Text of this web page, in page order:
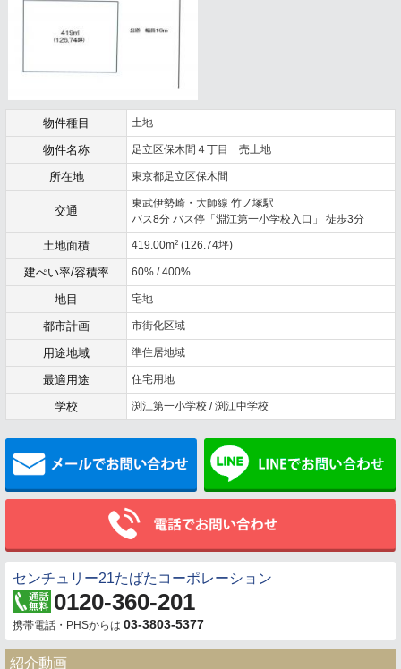
物件種目 土地
物件名称 足立区保木間４丁目 売土地
所在地 東京都足立区保木間
交通
東武伊勢崎・大師線 竹ノ塚駅
バス8分 バス停「淵江第一小学校入口」 徒歩3分
土地面積 419.00m2 (126.74坪)
建ぺい率/容積率 60% / 400%
地目 宅地
都市計画 市街化区域
用途地域 準住居地域
最適用途 住宅用地
学校 渕江第一小学校 / 渕江中学校
メールでお問い合わせ
センチュリー21たばたコーポレーション
0120-360-201
携帯電話・PHSからは 03-3803-5377
紹介動画